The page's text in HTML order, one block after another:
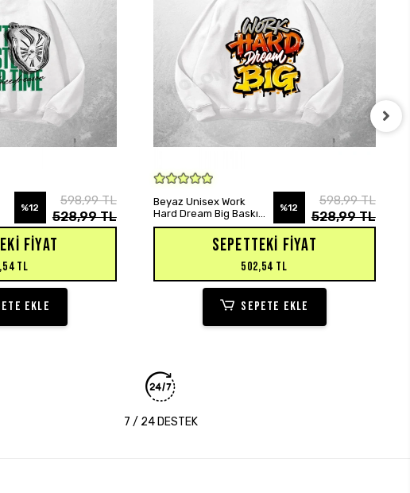
EKLE
%12
598,99 TL
528,99 TL
FIYAT
TL
EKLE
SEPETE EKLE
Beyaz Unisex Work
Hard Dream Big Baskılı
Oversize Hoodie
%12
598,99 TL
528,99 TL
SEPETTEKI FIYAT
502,54 TL
SEPETE EKLE
7 / 24 DESTEK